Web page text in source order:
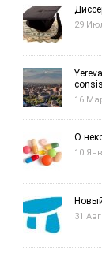
29
16
О
10
31